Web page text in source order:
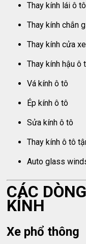
Thay kính lái ô tô
Thay kính chắn
Thay kính cửa
Thay kính hậu ô
Vá kính ô tô
Ép kính ô tô
Sửa kính ô tô
Thay kính ô tô
Auto glass
CÁC
KÍNH
Xe phổ thông